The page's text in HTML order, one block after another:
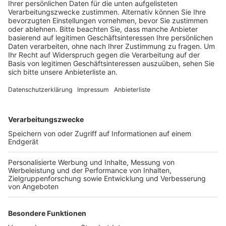
Trotzdem hat der Krisenstab der Stadt Köln
Lockerungen beschlossen.
Veröffentlicht:Montag, 17.05.2021 15:04
Anzeige
freiem Himmel Joggen, Sport oder Spazierengehen
erlaubt. Allerdings nur alleine. Die Geschäfte und der
Handel in Köln dürfen ab Mittwoch ebenfalls auf Click-
and-Meet, also Shoppen mit Termin, umstellen.
Kunden brauchen dabei den Nachweis, dass sie
Genesen, Geimpft oder negativ getestet sind. Die
bislang gültigen Alkoholkonsumverbote und die
Alfred-Schütte-Allee oder am Brüsseler Platz und